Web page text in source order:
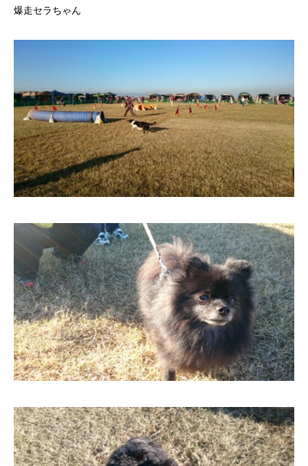
爆走セラちゃん